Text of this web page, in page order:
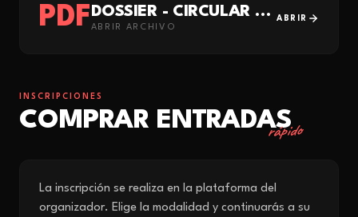
PDF DOSSIER - CIRCULAR ALTO REY TRAIL 2026
ABRIR ARCHIVO
ABRIR
INSCRIPCIONES
COMPRAR ENTRADAS
rápido
La inscripción se realiza en la plataforma del
organizador. Elige la modalidad y continuarás a su